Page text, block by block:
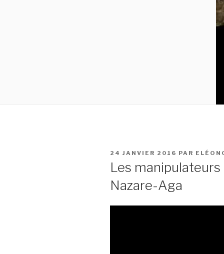
PUBLIÉ
LE
24 JANVIER 2016 PAR
Les manipulateurs
Nazare-Aga